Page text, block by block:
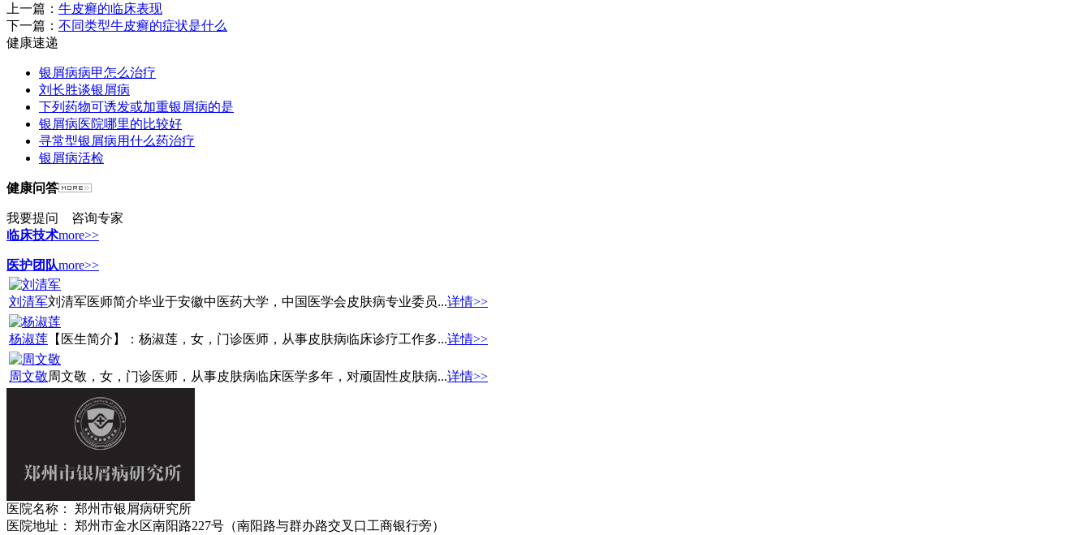
上一篇： 牛皮癣的临床表现
下一篇： 不同类型牛皮癣的症状是什么
健康速递
银屑病病甲怎么治疗
刘长胜谈银屑病
下列药物可诱发或加重银屑病的是
银屑病医院哪里的比较好
寻常型银屑病用什么药治疗
银屑病活检
健康问答
我要提问
咨询专家
临床技术more>>
医护团队more>>
刘清军刘清军医师简介毕业于安徽中医药大学，中国医学会皮肤病专业委员...详情>>
杨淑莲 【医生简介】：杨淑莲，女，门诊医师，从事皮肤病临床诊疗工作多...详情>>
周文敬周文敬，女，门诊医师，从事皮肤病临床医学多年，对顽固性皮肤病...详情>>
医院名称： 郑州市银屑病研究所
医院地址： 郑州市金水区南阳路227号（南阳路与群办路交叉口工商银行旁）